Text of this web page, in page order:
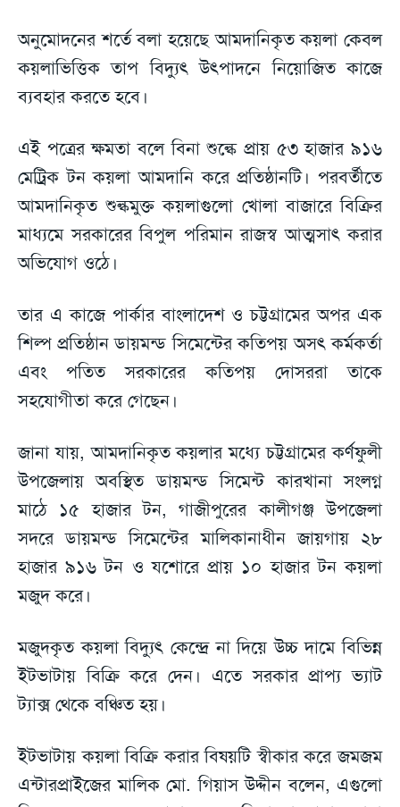
অনুমোদনের শর্তে বলা হয়েছে আমদানিকৃত কয়লা কেবল
কয়লাভিত্তিক তাপ বিদ্যুৎ উৎপাদনে নিয়োজিত কাজে
ব্যবহার করতে হবে।
এই পত্রের ক্ষমতা বলে বিনা শুল্কে প্রায় ৫৩ হাজার ৯১৬
মেট্রিক টন কয়লা আমদানি করে প্রতিষ্ঠানটি। পরবর্তীতে
আমদানিকৃত শুল্কমুক্ত কয়লাগুলো খোলা বাজারে বিক্রির
মাধ্যমে সরকারের বিপুল পরিমান রাজস্ব আত্মসাৎ করার
অভিযোগ ওঠে।
তার এ কাজে পার্কার বাংলাদেশ ও চট্টগ্রামের অপর এক
শিল্প প্রতিষ্ঠান ডায়মন্ড সিমেন্টের কতিপয় অসৎ কর্মকর্তা
এবং পতিত সরকারের কতিপয় দোসররা তাকে
সহযোগীতা করে গেছেন।
জানা যায়, আমদানিকৃত কয়লার মধ্যে চট্টগ্রামের কর্ণফুলী
উপজেলায় অবস্থিত ডায়মন্ড সিমেন্ট কারখানা সংলগ্ন
মাঠে ১৫ হাজার টন, গাজীপুরের কালীগঞ্জ উপজেলা
সদরে ডায়মন্ড সিমেন্টের মালিকানাধীন জায়গায় ২৮
হাজার ৯১৬ টন ও যশোরে প্রায় ১০ হাজার টন কয়লা
মজুদ করে।
মজুদকৃত কয়লা বিদ্যুৎ কেন্দ্রে না দিয়ে উচ্চ দামে বিভিন্ন
ইটভাটায় বিক্রি করে দেন। এতে সরকার প্রাপ্য ভ্যাট
ট্যাক্স থেকে বঞ্চিত হয়।
ইটভাটায় কয়লা বিক্রি করার বিষয়টি স্বীকার করে জমজম
এন্টারপ্রাইজের মালিক মো. গিয়াস উদ্দীন বলেন, এগুলো